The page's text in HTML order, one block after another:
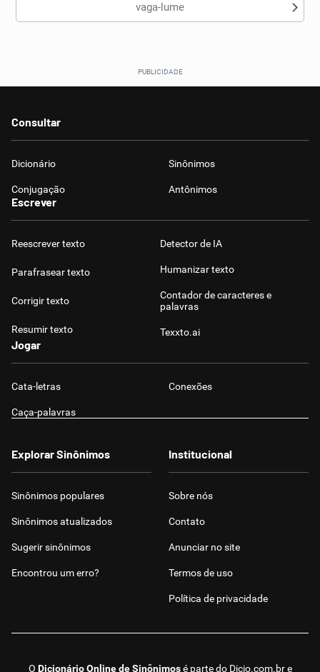
vaga-lume
Consultar
Dicionário Sinônimos
Conjugação Antônimos
Escrever
Reescrever texto
Parafrasear texto
Corrigir texto
Resumir texto
Detector de IA
Humanizar texto
Contador de caracteres e
palavras
Texxto.ai
Jogar
Cata-letras Conexões
Caça-palavras
O Dicionário Online de Sinônimosé parte do Dicio.com.bre
Explorar Sinônimos
Sinônimos populares
Sinônimos atualizados
Sugerir sinônimos
Encontrou um erro?
Institucional
Sobre nós
Contato
Anunciar no site
Termos de uso
Política de privacidade